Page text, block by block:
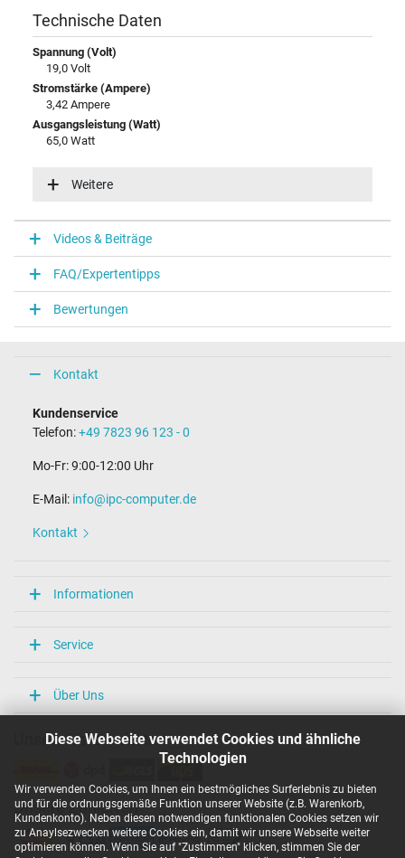
Diese Webseite verwendet Cookies und ähnliche
Technologien
Wir verwenden Cookies, um Ihnen ein bestmögliches Surferlebnis zu bieten
und für die ordnungsgemäße Funktion unserer Website (z.B. Warenkorb,
Kundenkonto). Neben diesen notwendigen funktionalen Cookies setzen wir
zu Anaylsezwecken weitere Cookies ein, damit wir unsere Webseite weiter
optimieren können. Wenn Sie auf "Zustimmen" klicken, stimmen Sie der
Technische Daten
Spannung (Volt)
19,0 Volt
Stromstärke (Ampere)
3,42 Ampere
Ausgangsleistung (Watt)
65,0 Watt
100-240V / 50-60Hz
Notebook Stecker
Steckertyp / -form
rund / 90° abgewinkelt
Steckerlänge (mm)
11,0 mm
5,5 mm / 2,5 mm
Länge Anschlusskabel (m) (ca.)
2.25 m
Maße
Länge / Breite / Höhe
Überlast-, kurzschluss- und überhitzungsgeschützt
CCC
IRAM
Singapore Safety Mark
TÜV Argentina Certificado
TÜV Süd
UKCA
UL Listed
Ukraine Safety
Weitere
Videos & Beiträge
FAQ/Expertentipps
Bewertungen
Kontakt
Kundenservice
Telefon:+49 7823 96 123 - 0
Mo-Fr: 9:00-12:00 Uhr
E-Mail: info@ipc-computer.de
Kontakt
Informationen
Service
Über Uns
Unsere Versandarten
Unsere Zahlarten